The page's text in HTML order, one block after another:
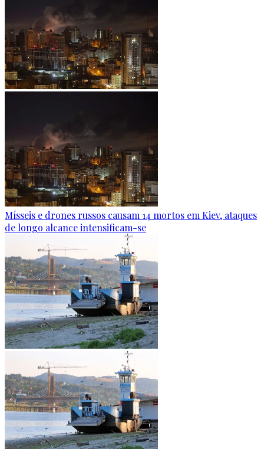
Mísseis e drones russos causam 14 mortos em Kiev, ataques
de longo alcance intensificam-se